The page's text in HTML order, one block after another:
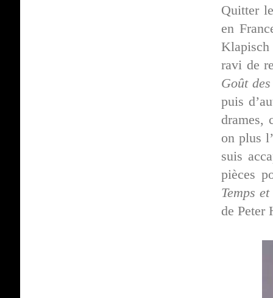
Quitter
en
Klapisch
ravi de
Goût
puis
drames,
on plus
suis
pièces
Temps
de